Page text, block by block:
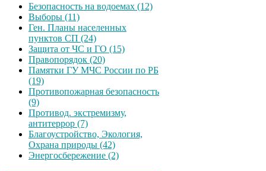
Безопасность на водоемах (12)
Выборы (11)
Ген. Планы населенных
пунктов СП (24)
Защита от ЧС и ГО (15)
Правопорядок (20)
Памятки ГУ МЧС России по РБ
(19)
Противопожарная безопасность
(9)
Противод. экстремизму,
антитеррор (7)
Благоустройство, Экология,
Охрана природы (42)
Энергосбережение (2)